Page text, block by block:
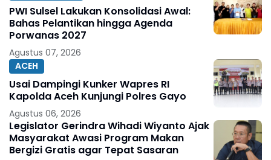
PWI Sulsel Lakukan Konsolidasi Awal:
Bahas Pelantikan hingga Agenda
Porwanas 2027
Agustus 07, 2026
ACEH
Usai Dampingi Kunker Wapres RI
Kapolda Aceh Kunjungi Polres Gayo
Agustus 06, 2026
Legislator Gerindra Wihadi Wiyanto Ajak
Masyarakat Awasi Program Makan
Bergizi Gratis agar Tepat Sasaran